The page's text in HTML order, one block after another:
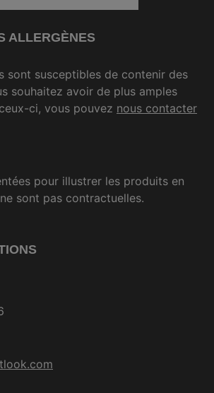
ALLERGÈNES
sont susceptibles de contenir des
souhaitez avoir de plus amples
ci, vous pouvez nous contacter
pour illustrer les produits en
sont pas contractuelles.